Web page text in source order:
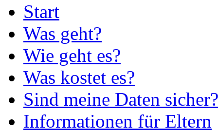
Start
Was geht?
Wie geht es?
Was kostet es?
Sind meine Daten sicher?
Informationen für Eltern